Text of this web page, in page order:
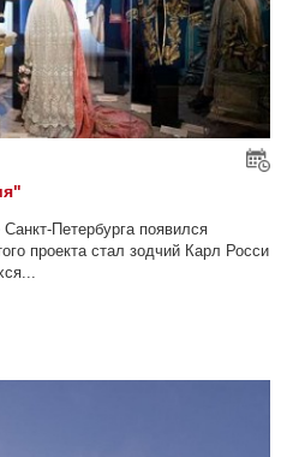
Петербурга появился
проекта стал зодчий Карл Росси